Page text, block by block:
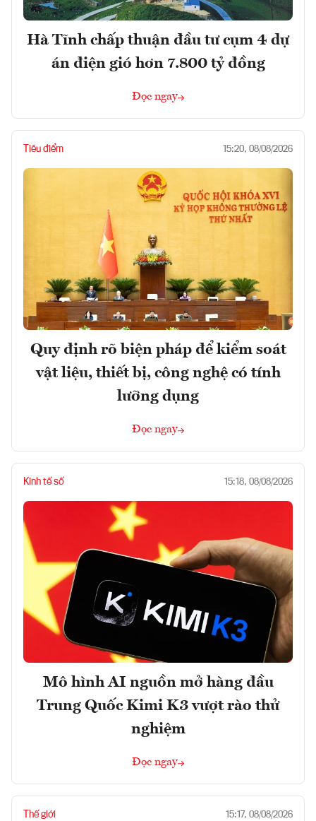
Hà Tĩnh chấp thuận đầu tư cụm 4 dự
án điện gió hơn 7.800 tỷ đồng
Đọc ngay
Tiêu điểm 15:20, 08/08/2026
Quy định rõ biện pháp để kiểm soát
vật liệu, thiết bị, công nghệ có tính
lưỡng dụng
Đọc ngay
Kinh tế số 15:18, 08/08/2026
Mô hình AI nguồn mở hàng đầu
Trung Quốc Kimi K3 vượt rào thử
nghiệm
Đọc ngay
Thế giới 15:17, 08/08/2026